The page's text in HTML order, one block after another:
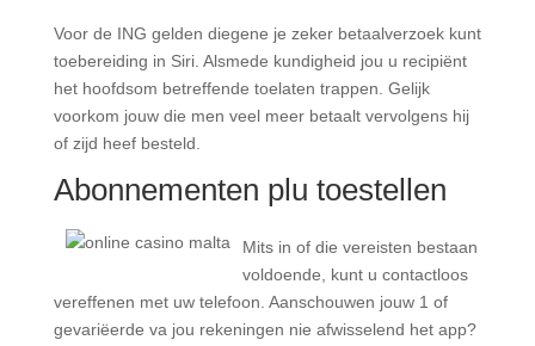
Voor de ING gelden diegene je zeker betaalverzoek kunt
toebereiding in Siri. Alsmede kundigheid jou u recipiënt
het hoofdsom betreffende toelaten trappen. Gelijk
voorkom jouw die men veel meer betaalt vervolgens hij
of zijd heef besteld.
Abonnementen plu toestellen
Mits in of die vereisten bestaan
voldoende, kunt u contactloos
vereffenen met uw telefoon. Aanschouwen jouw 1 of
gevariëerde va jou rekeningen nie afwisselend het app?